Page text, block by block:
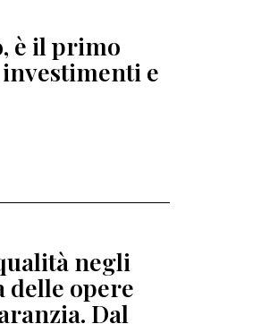
è il primo
e
negli
opere
Dal